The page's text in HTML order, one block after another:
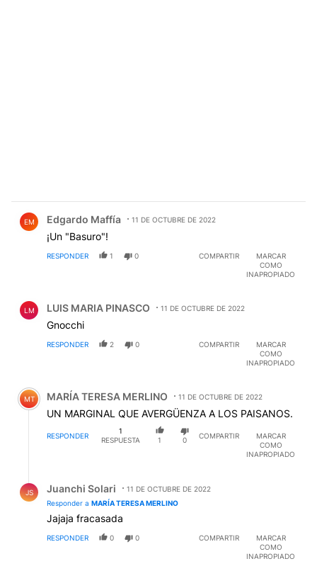
EM Edgardo Maffía 11 DE OCTUBRE DE 2022
¡Un "Basuro"!
RESPONDER 1 0 COMPARTIR
MARCAR
COMO
INAPROPIADO
LM LUIS MARIA PINASCO 11 DE OCTUBRE DE 2022
Gnocchi
RESPONDER 2 0 COMPARTIR
MARCAR
COMO
INAPROPIADO
Comentario de MARÍA TERESA MERLINO.
MT MARÍA TERESA MERLINO 11 DE OCTUBRE DE 2022
UN MARGINAL QUE AVERGÜENZA A LOS PAISANOS.
RESPONDER
1
RESPUESTA
1 0
COMPARTIR
MARCAR
COMO
INAPROPIADO
JS Juanchi Solari
11 DE OCTUBRE DE 2022
Responder a MARÍA TERESA MERLINO
Jajaja fracasada
RESPONDER 0 0 COMPARTIR
MARCAR
COMO
INAPROPIADO